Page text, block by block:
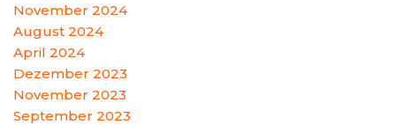
November 2024
August 2024
April 2024
Dezember 2023
November 2023
September 2023